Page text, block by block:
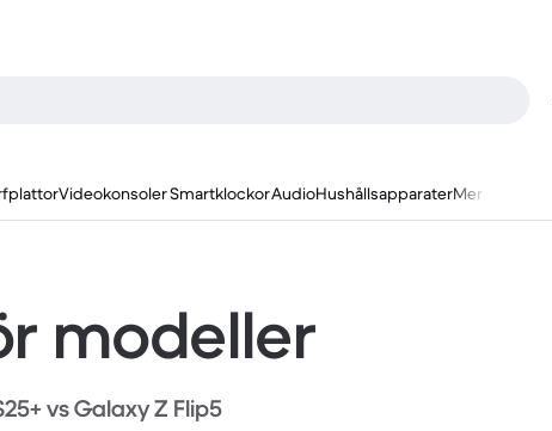
VideokonsolerSmartklockorAudioHushållsapparaterMer
modeller
vs Galaxy Z Flip5